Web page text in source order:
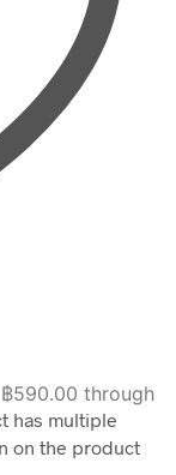
590.00 through
has multiple
on the product